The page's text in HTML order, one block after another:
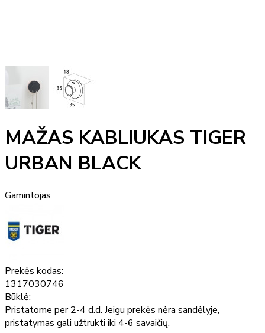
MAŽAS KABLIUKAS TIGER
URBAN BLACK
Gamintojas
Prekės kodas:
1317030746
Būklė:
Pristatome per 2-4 d.d. Jeigu prekės nėra sandėlyje,
pristatymas gali užtrukti iki 4-6 savaičių.